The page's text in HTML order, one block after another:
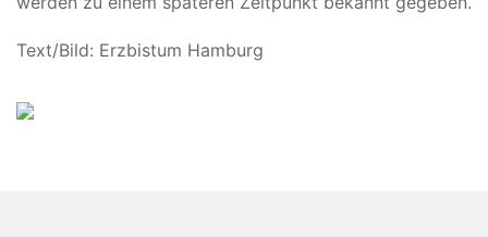
Text/Bild: Erzbistum Hamburg